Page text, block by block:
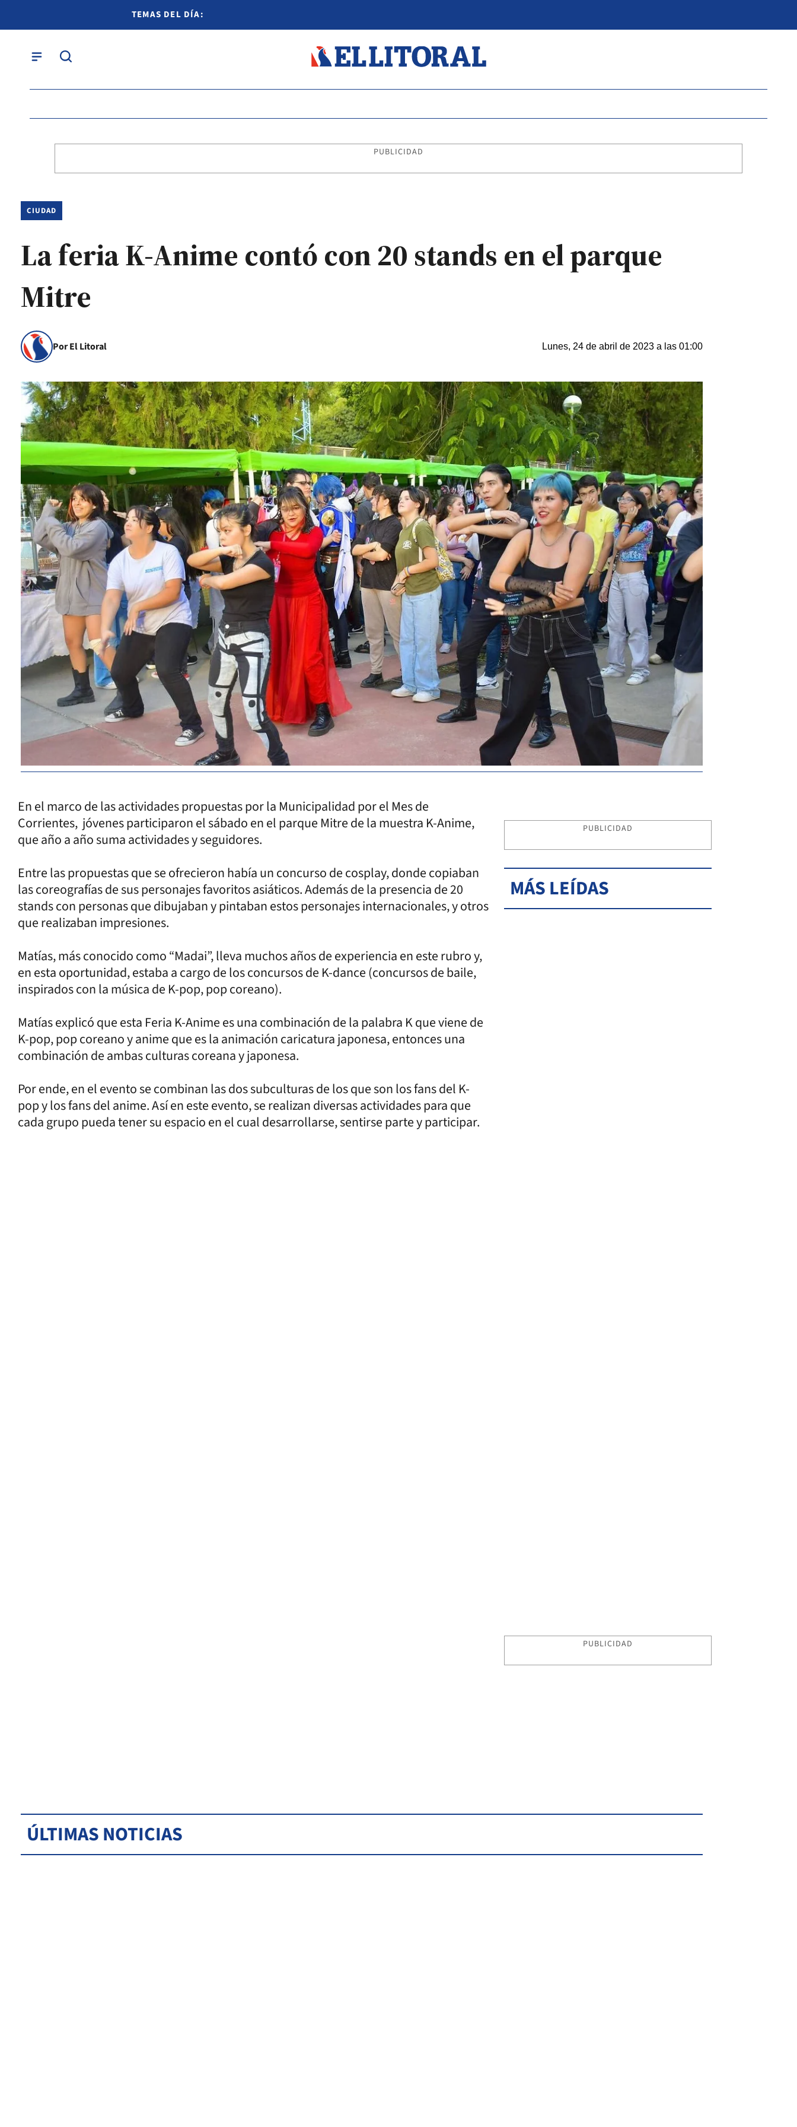
TEMAS DEL DÍA:
PUBLICIDAD
CIUDAD
La feria K-Anime contó con 20 stands en el parque
Mitre
Por El Litoral Lunes, 24 de abril de 2023 a las 01:00
En el marco de las actividades propuestas por la Municipalidad por el Mes de
Corrientes, jóvenes participaron el sábado en el parque Mitre de la muestra K-Anime,
que año a año suma actividades y seguidores.
Entre las propuestas que se ofrecieron había un concurso de cosplay, donde copiaban
las coreografías de sus personajes favoritos asiáticos. Además de la presencia de 20
stands con personas que dibujaban y pintaban estos personajes internacionales, y otros
que realizaban impresiones.
Matías, más conocido como “Madai”, lleva muchos años de experiencia en este rubro y,
en esta oportunidad, estaba a cargo de los concursos de K-dance (concursos de baile,
inspirados con la música de K-pop, pop coreano).
Matías explicó que esta Feria K-Anime es una combinación de la palabra K que viene de
K-pop, pop coreano y anime que es la animación caricatura japonesa, entonces una
combinación de ambas culturas coreana y japonesa.
Por ende, en el evento se combinan las dos subculturas de los que son los fans del K-
pop y los fans del anime. Así en este evento, se realizan diversas actividades para que
cada grupo pueda tener su espacio en el cual desarrollarse, sentirse parte y participar.
PUBLICIDAD
MÁS LEÍDAS
PUBLICIDAD
ÚLTIMAS NOTICIAS